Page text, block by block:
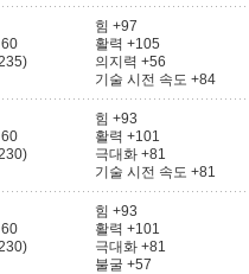
60
힘 +97
활력 +105
의지력 +56
기술 시전 속도 +84
60
힘 +93
활력 +101
극대화 +81
기술 시전 속도 +81
60
힘 +93
활력 +101
극대화 +81
불굴 +57